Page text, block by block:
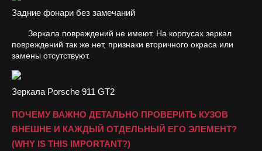
Задние фонари без замечаний
Зеркала повреждений не имеют. На корпусах зеркал
повреждений так же нет, признаки вторичного окраса или
замены отсутствуют.
Зеркала Porsche 911 GT2
ПОЧЕМУ ВАЖНО ДЕТАЛЬНО ПРОВЕРИТЬ КУЗОВ
ВНЕШНЕ И КАЖДЫЙ ОТДЕЛЬНЫЙ ЕГО ЭЛЕМЕНТ?
(WHY IS THIS IMPORTANT?)